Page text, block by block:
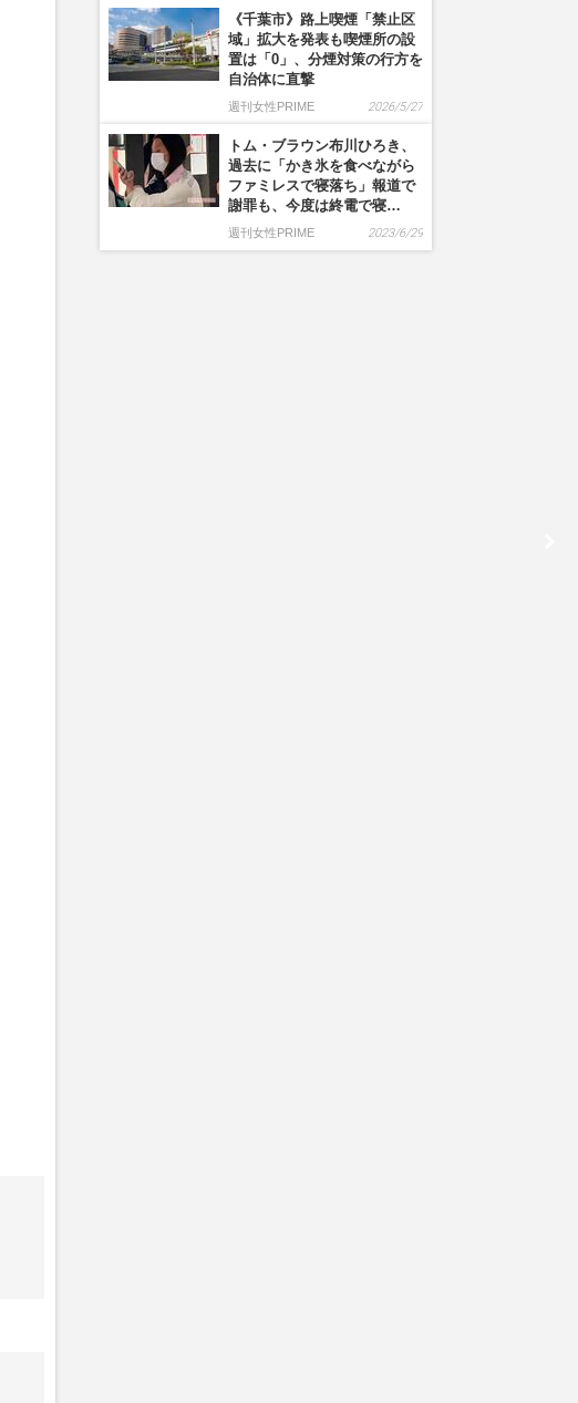
《千葉市》路上喫煙「禁止区
域」拡大を発表も喫煙所の設
置は「0」、分煙対策の行方を
自治体に直撃
週刊女性PRIME 2026/5/27
トム・ブラウン布川ひろき、
過去に「かき氷を食べながら
ファミレスで寝落ち」報道で
謝罪も、今度は終電で寝…
週刊女性PRIME 2023/6/29